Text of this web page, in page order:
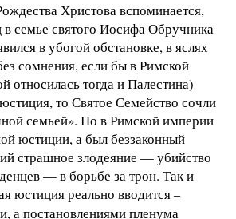
Христова вспоминается,
в семье святого Иосифа Обручника
в убогой обстановке, в яслях
сомнения, если бы в Римской
относилась тогда и Палестина)
то Святое Семейство сочли
семьей». Но в Римской империи
юстиции, а был беззаконный
страшное злодеяние — убийство
— в борьбе за трон. Так и
юстиция реально вводится –
а постановлениями пленума